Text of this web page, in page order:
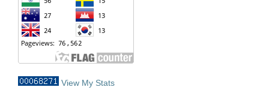
View My Stats